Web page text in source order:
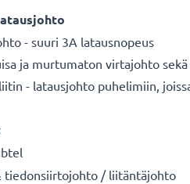
- suuri 3A latausnopeus
ja murtumaton virtajohto
- latausjohto puhelimiin,
tiedonsiirtojohto / liitäntäjohto